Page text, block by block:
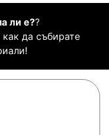
ли е??
да събирате